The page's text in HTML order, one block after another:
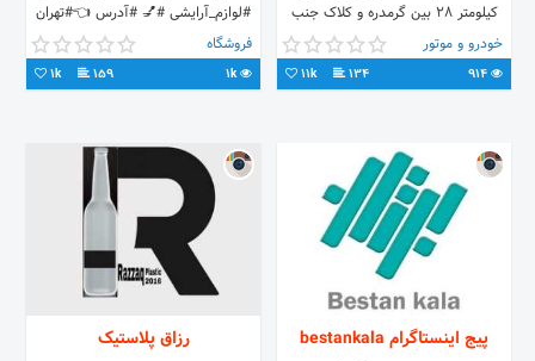
کیلومتر ۲۸ بین گرمدره و کلاک جنب
پمپ بنزین البرز 09127685006
09385001228 09387344342
خودرو و موتور
134
11k
#لوازم_آرایشی #💅 #آدرس 👈#تهران
#شهرقدس #میدان۹دی
#خیابان_مبارزان #کوچه #شهیدباقری🌷
#جنب #نانوایی
فروشگاه
1k
159
1k
پیج اینستاگرام bestankala رزاق پلاستیک